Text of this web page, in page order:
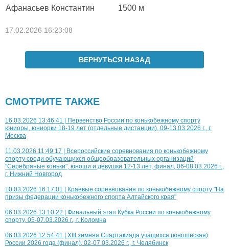
Афанасьев Константин
1500 м
17.02.2026 16:23:08
ВЕРНУТЬСЯ НАЗАД
СМОТРИТЕ ТАКЖЕ
16.03.2026 13:46:41 | Первенство России по конькобежному спорту
юниоры, юниорки 18-19 лет (отдельные дистанции), 09-13.03.2026 г., г.
Москва
11.03.2026 11:49:17 | Всероссийские соревнования по конькобежному
спорту среди обучающихся общеобразовательных организаций
"Серебряные коньки", юноши и девушки 12-13 лет, финал, 06-08.03.2026 г.,
г. Нижний Новгород
10.03.2026 16:17:01 | Краевые соревнования по конькобежному спорту "На
призы федерации конькобежного спорта Алтайского края"
06.03.2026 13:10:22 | Финальный этап Кубка России по конькобежному
спорту, 05-07.03.2026 г., г. Коломна
06.03.2026 12:54:41 | XIII зимняя Спартакиада учащихся (юношеская)
России 2026 года (финал), 02-07.03.2026 г., г. Челябинск